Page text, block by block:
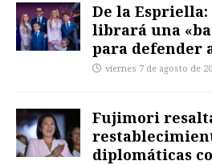
De la
librará una
para defender
viernes 7 de agosto de
Fujimori
diplomáticas